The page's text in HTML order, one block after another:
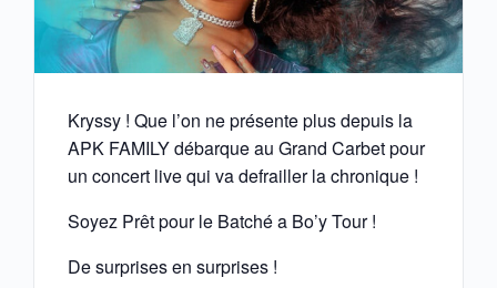
Kryssy ! Que l’on ne présente plus depuis la
APK FAMILY débarque au Grand Carbet pour
un concert live qui va defrailler la chronique !
Soyez Prêt pour le Batché a Bo’y Tour !
De surprises en surprises !